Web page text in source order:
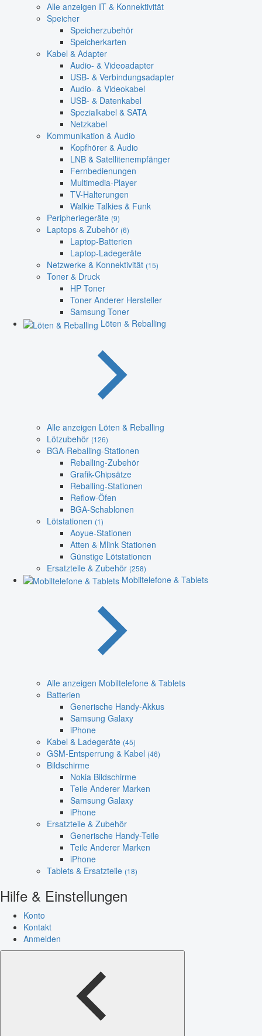
Alle anzeigen IT & Konnektivität
Speicher
Speicherzubehör
Speicherkarten
Kabel & Adapter
Audio- & Videoadapter
USB- & Verbindungsadapter
Audio- & Videokabel
USB- & Datenkabel
Spezialkabel & SATA
Netzkabel
Kommunikation & Audio
Kopfhörer & Audio
LNB & Satellitenempfänger
Fernbedienungen
Multimedia-Player
TV-Halterungen
Walkie Talkies & Funk
Peripheriegeräte (9)
Laptops & Zubehör (6)
Laptop-Batterien
Laptop-Ladegeräte
Netzwerke & Konnektivität (15)
Toner & Druck
HP Toner
Toner Anderer Hersteller
Samsung Toner
Löten & Reballing
Alle anzeigen Löten & Reballing
Lötzubehör (126)
BGA-Reballing-Stationen
Reballing-Zubehör
Grafik-Chipsätze
Reballing-Stationen
Reflow-Öfen
BGA-Schablonen
Lötstationen (1)
Aoyue-Stationen
Atten & Mlink Stationen
Günstige Lötstationen
Ersatzteile & Zubehör (258)
Mobiltelefone & Tablets
Alle anzeigen Mobiltelefone & Tablets
Batterien
Generische Handy-Akkus
Samsung Galaxy
iPhone
Kabel & Ladegeräte (45)
GSM-Entsperrung & Kabel (46)
Bildschirme
Nokia Bildschirme
Teile Anderer Marken
Samsung Galaxy
iPhone
Ersatzteile & Zubehör
Generische Handy-Teile
Teile Anderer Marken
iPhone
Tablets & Ersatzteile (18)
Hilfe & Einstellungen
Konto
Kontakt
Anmelden